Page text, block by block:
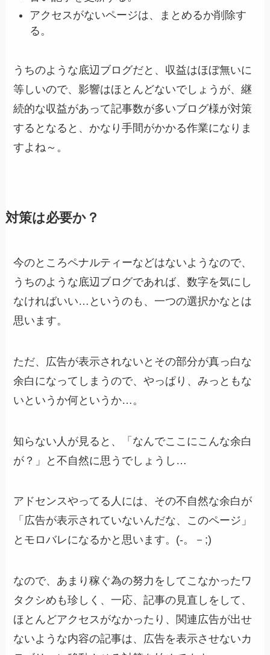
アクセスがないページは、まとめるか削除す
る。
うちのような底辺ブログだと、収益はほぼ無いに
等しいので、影響はほとんどないでしょうが、継
続的な収益があって記事数が多いブログ様が対策
するとなると、かなり手間がかかる作業になりま
すよね～。
対策は必要か？
今のところペナルティーなどはないようなので、
うちのような底辺ブログであれば、数字を気にし
なければいい…というのも、一つの選択かなとは
思います。
ただ、広告が表示されないとその部分が真っ白な
余白になってしまうので、やっぱり、みっともな
いというか何というか…。
知らない人が見ると、「なんでここにこんな余白
が？」と不自然に思うでしょうし…
アドセンスやってる人には、その不自然な余白が
「広告が表示されていないんだな、このページ」
とモロバレになるかと思います。(-。－;)
なので、あまり稼ぐ為の努力をしてこなかったワ
タクシめも珍しく、一応、記事の見直しをして、
ほとんどアクセスがなかったり、関連広告が出せ
ないような内容の記事は、広告を表示させないカ